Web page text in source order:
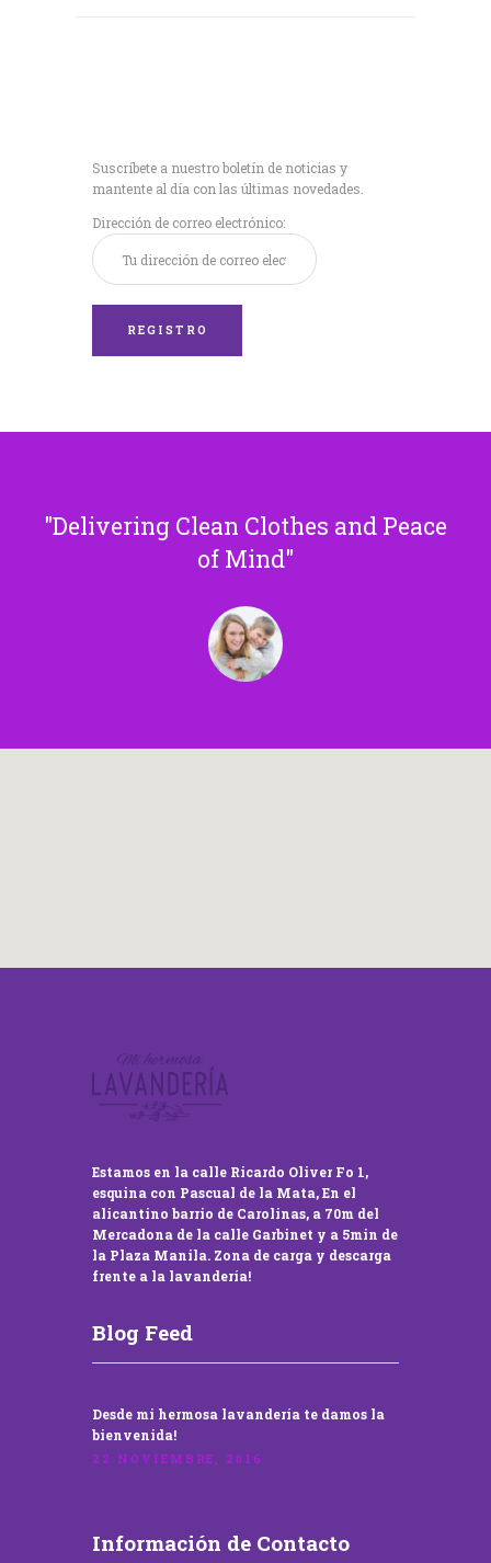
Suscríbete a nuestro boletín de noticias y
mantente al día con las últimas novedades.
Dirección de correo electrónico:
Delivering Clean Clothes and Peace
of Mind
Estamos en la calle Ricardo Oliver Fo 1,
esquina con Pascual de la Mata, En el
alicantino barrio de Carolinas, a 70m del
Mercadona de la calle Garbinet y a 5min de
la Plaza Manila. Zona de carga y descarga
frente a la lavandería!
Blog Feed
Desde mi hermosa lavandería te damos la
bienvenida!
22 NOVIEMBRE, 2016
Información de Contacto